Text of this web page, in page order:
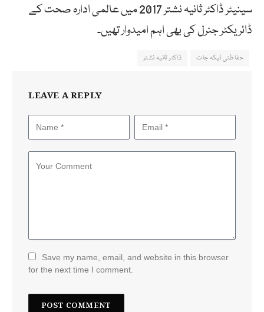
سینیٹر ڈاکٹر ثانیہ نشتر 2017 میں عالمی ادارہ صحت کے
ڈائریکٹر جنرل کی بھی اہم امیدوار تھیں۔
حفاظتی ٹیکہ جات ڈاکٹر ثانیہ نشتر
LEAVE A REPLY
Save my name, email, and website in this browser
for the next time I comment.